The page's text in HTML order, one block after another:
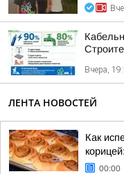
Вчера,
ЛЕНТА НОВОСТЕЙ
Как
00:00